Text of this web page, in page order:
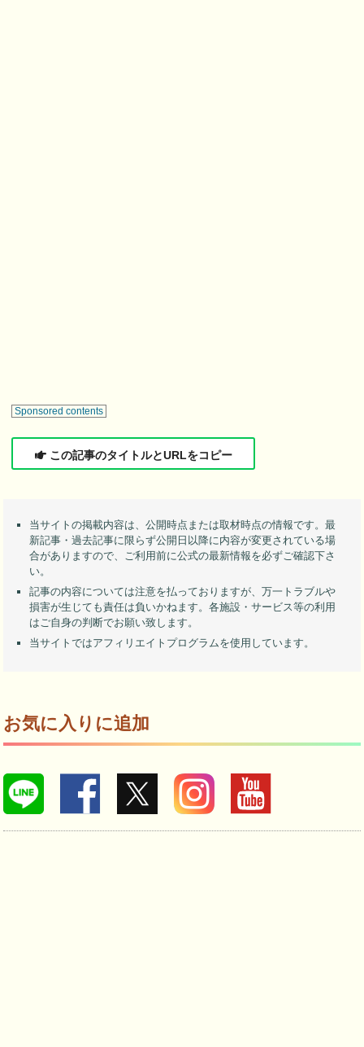
Sponsored contents
この記事のタイトルとURLをコピー
当サイトの掲載内容は、公開時点または取材時点の情報です。最
新記事・過去記事に限らず公開日以降に内容が変更されている場
合がありますので、ご利用前に公式の最新情報を必ずご確認下さ
い。
記事の内容については注意を払っておりますが、万一トラブルや
損害が生じても責任は負いかねます。各施設・サービス等の利用
はご自身の判断でお願い致します。
当サイトではアフィリエイトプログラムを使用しています。
お気に入りに追加